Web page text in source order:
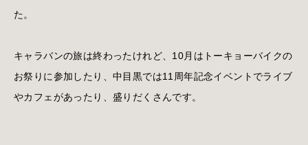
た。
キャラバンの旅は終わったけれど、10月はトーキョーバイクの
お祭りに参加したり、中目黒では11周年記念イベントでライブ
やカフェがあったり、盛りだくさんです。